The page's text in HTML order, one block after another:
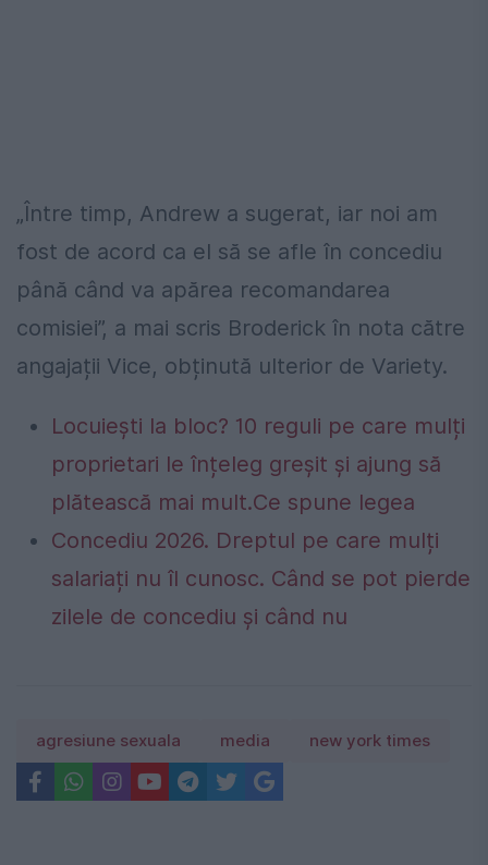
„Între timp, Andrew a sugerat, iar noi am
fost de acord ca el să se afle în concediu
până când va apărea recomandarea
comisiei”, a mai scris Broderick în nota către
angajații Vice, obținută ulterior de Variety.
Locuiești la bloc? 10 reguli pe care mulți
proprietari le înțeleg greșit și ajung să
plătească mai mult.Ce spune legea
Concediu 2026. Dreptul pe care mulți
salariați nu îl cunosc. Când se pot pierde
zilele de concediu și când nu
agresiune sexuala media new york times